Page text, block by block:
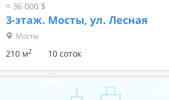
≈ 36 000 $
3-этаж. Мосты, ул. Лесная
Мосты
210 м2 10 соток